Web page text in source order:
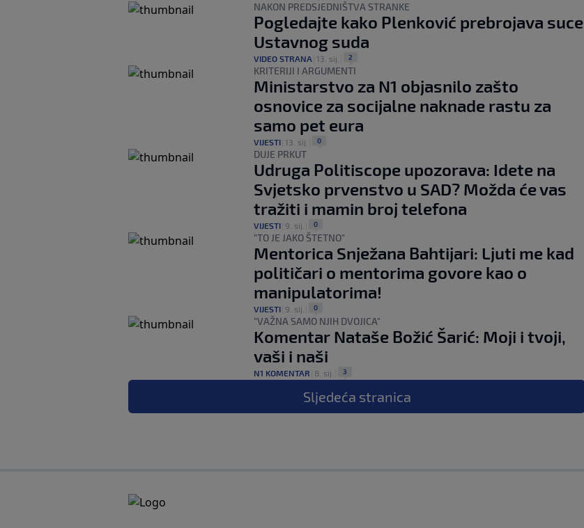
NAKON PREDSJEDNIŠTVA STRANKE
Pogledajte kako Plenković prebrojava suce
Ustavnog suda
VIDEO STRANA 13. sij. 2
KRITERIJI I ARGUMENTI
Ministarstvo za N1 objasnilo zašto
osnovice za socijalne naknade rastu za
samo pet eura
VIJESTI 13. sij. 0
DUJE PRKUT
Udruga Politiscope upozorava: Idete na
Svjetsko prvenstvo u SAD? Možda će vas
tražiti i mamin broj telefona
VIJESTI 9. sij. 0
"TO JE JAKO ŠTETNO"
Mentorica Snježana Bahtijari: Ljuti me kad
političari o mentorima govore kao o
manipulatorima!
VIJESTI 9. sij. 0
"VAŽNA SAMO NJIH DVOJICA"
Komentar Nataše Božić Šarić: Moji i tvoji,
vaši i naši
N1 KOMENTAR 8. sij. 3
Sljedeća stranica